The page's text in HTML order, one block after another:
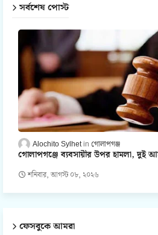
সর্বশেষ পোস্ট
Alochito Sylhet গোলাপগঞ্জ
গোলাপগঞ্জে ব্যবসায়ীর উপর হামলা, দুই
শনিবার, আগস্ট ০৮, ২০২৬
ফেসবুকে আমরা